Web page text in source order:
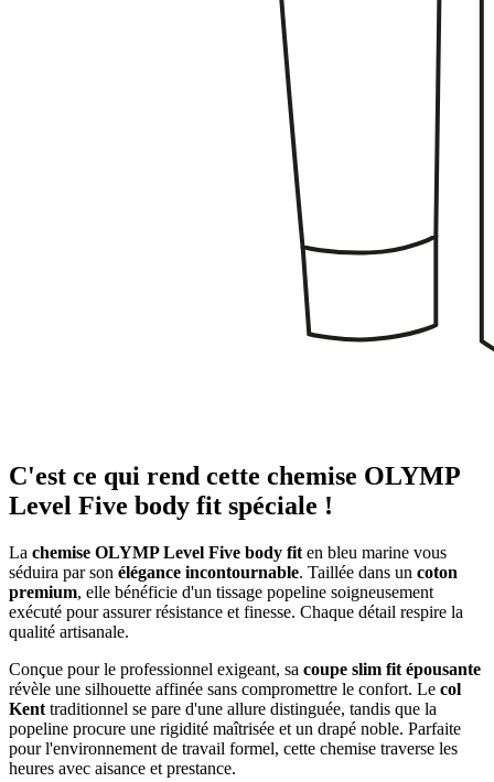
C'est ce qui rend cette chemise OLYMP
Level Five body fit spéciale !
La chemise OLYMP Level Five body fit en bleu marine vous
séduira par son élégance incontournable. Taillée dans un coton
premium, elle bénéficie d'un tissage popeline soigneusement
exécuté pour assurer résistance et finesse. Chaque détail respire la
qualité artisanale.
Conçue pour le professionnel exigeant, sa coupe slim fit épousante
révèle une silhouette affinée sans compromettre le confort. Le col
Kent traditionnel se pare d'une allure distinguée, tandis que la
popeline procure une rigidité maîtrisée et un drapé noble. Parfaite
pour l'environnement de travail formel, cette chemise traverse les
heures avec aisance et prestance.